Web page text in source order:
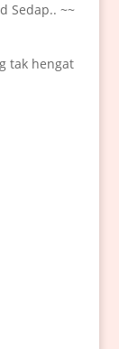
Sedap.. ~~
tak hengat